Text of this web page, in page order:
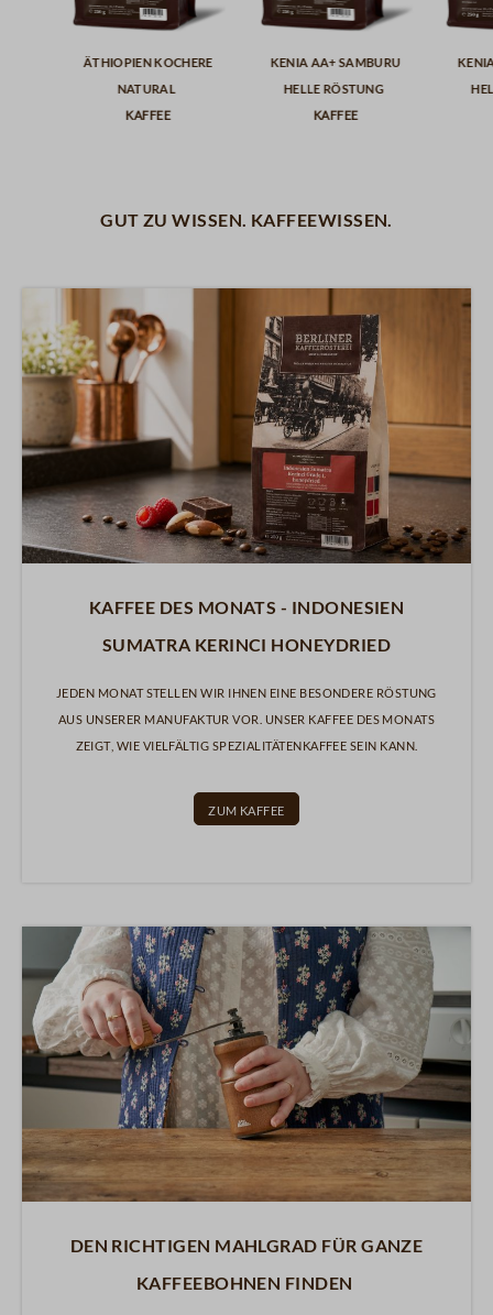
Äthiopien Kochere
Natural
Kaffee
Kenia AA+ Samburu
helle Röstung
Kaffee
Gut zu wissen. Kaffeewissen.
Kaffee des Monats - Indonesien
Sumatra Kerinci honeydried
Jeden Monat stellen wir Ihnen eine besondere Röstung
aus unserer Manufaktur vor. Unser Kaffee des Monats
zeigt, wie vielfältig Spezialitätenkaffee sein kann.
Zum Kaffee
Den richtigen Mahlgrad für ganze
Kaffeebohnen finden